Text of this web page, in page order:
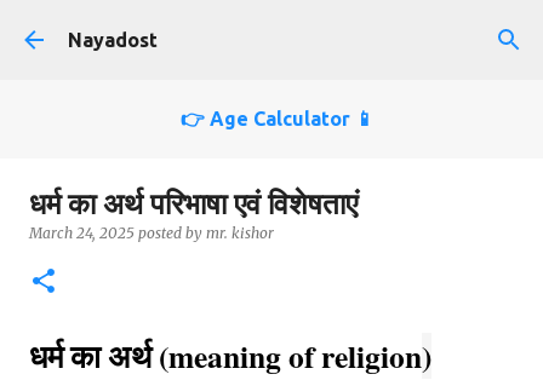
Nayadost
👉 Age Calculator 📱
धर्म का अर्थ परिभाषा एवं विशेषताएं
March 24, 2025 posted by mr. kishor
धर्म का अर्थ (meaning of religion)